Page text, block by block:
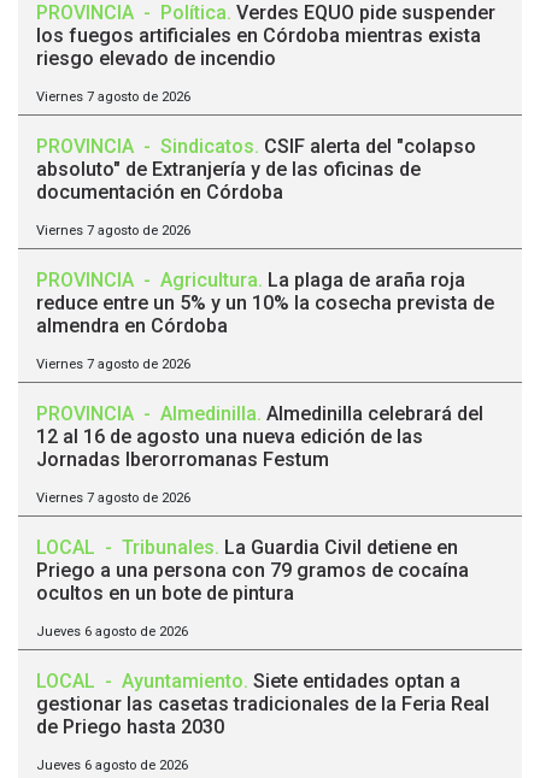
PROVINCIA - Política. Verdes EQUO pide suspender
los fuegos artificiales en Córdoba mientras exista
riesgo elevado de incendio
Viernes 7 agosto de 2026
PROVINCIA - Sindicatos. CSIF alerta del "colapso
absoluto" de Extranjería y de las oficinas de
documentación en Córdoba
Viernes 7 agosto de 2026
PROVINCIA - Agricultura. La plaga de araña roja
reduce entre un 5% y un 10% la cosecha prevista de
almendra en Córdoba
Viernes 7 agosto de 2026
PROVINCIA - Almedinilla. Almedinilla celebrará del
12 al 16 de agosto una nueva edición de las
Jornadas Iberorromanas Festum
Viernes 7 agosto de 2026
LOCAL - Tribunales. La Guardia Civil detiene en
Priego a una persona con 79 gramos de cocaína
ocultos en un bote de pintura
Jueves 6 agosto de 2026
LOCAL - Ayuntamiento. Siete entidades optan a
gestionar las casetas tradicionales de la Feria Real
de Priego hasta 2030
Jueves 6 agosto de 2026